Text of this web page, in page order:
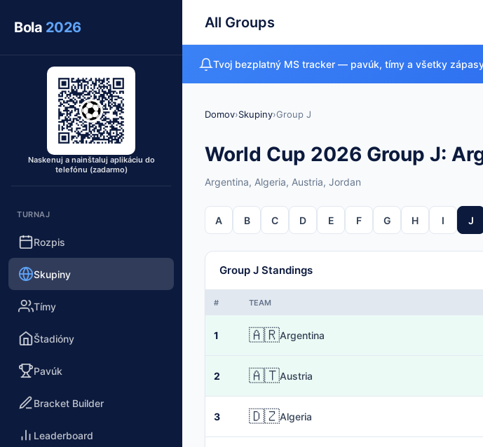
Bola 2026
Naskenuj a nainštaluj aplikáciu do
telefónu (zadarmo)
TURNAJ
Rozpis
Skupiny
Tímy
Štadióny
Pavúk
Bracket Builder
Leaderboard
All Groups
Tvoj bezplatný MS tracker — pavúk, tímy a všetky
Domov›Skupiny›Group J
World Cup 2026 Group J:
Argentina, Algeria, Austria, Jordan
A B C D E F G H I J
Group J Standings
# TEAM
1 🇦🇷Argentina
2 🇦🇹Austria
3 🇩🇿Algeria